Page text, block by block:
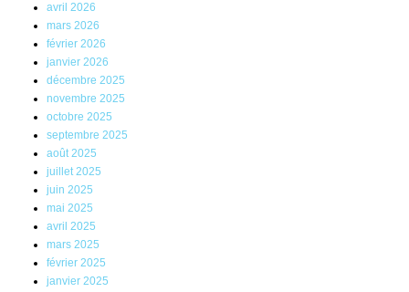
avril 2026
mars 2026
février 2026
janvier 2026
décembre 2025
novembre 2025
octobre 2025
septembre 2025
août 2025
juillet 2025
juin 2025
mai 2025
avril 2025
mars 2025
février 2025
janvier 2025